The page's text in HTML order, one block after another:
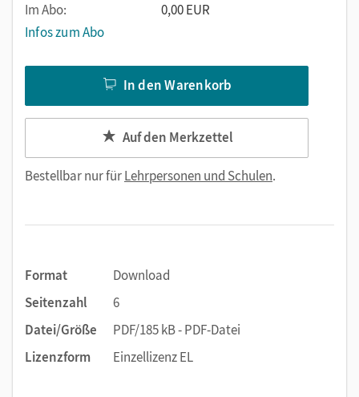
Im Abo:
0,00 EUR
Infos zum Abo
In den Warenkorb
Auf den Merkzettel
Bestellbar nur fürLehrpersonen und Schulen.
Format
Download
Seitenzahl
6
Datei/Größe
PDF/185 kB - PDF-Datei
Lizenzform
Einzellizenz EL